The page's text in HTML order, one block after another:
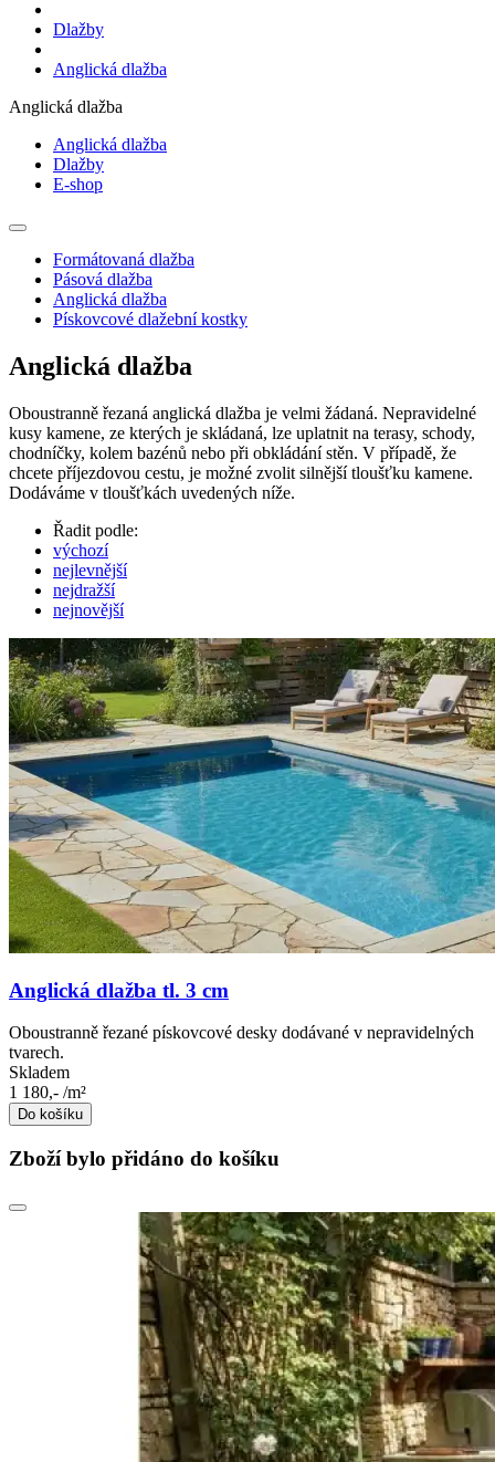
Dlažby
Anglická dlažba
Anglická dlažba
Anglická dlažba
Dlažby
E-shop
Formátovaná dlažba
Pásová dlažba
Anglická dlažba
Pískovcové dlažební kostky
Anglická dlažba
Oboustranně řezaná anglická dlažba je velmi žádaná. Nepravidelné
kusy kamene, ze kterých je skládaná, lze uplatnit na terasy, schody,
chodníčky, kolem bazénů nebo při obkládání stěn. V případě, že
chcete příjezdovou cestu, je možné zvolit silnější tloušťku kamene.
Dodáváme v tloušťkách uvedených níže.
Řadit podle:
výchozí
nejlevnější
nejdražší
nejnovější
Anglická dlažba tl. 3 cm
Oboustranně řezané pískovcové desky dodávané v nepravidelných
tvarech.
Skladem
1 180,- /m²
Do košíku
Zboží bylo přidáno do košíku